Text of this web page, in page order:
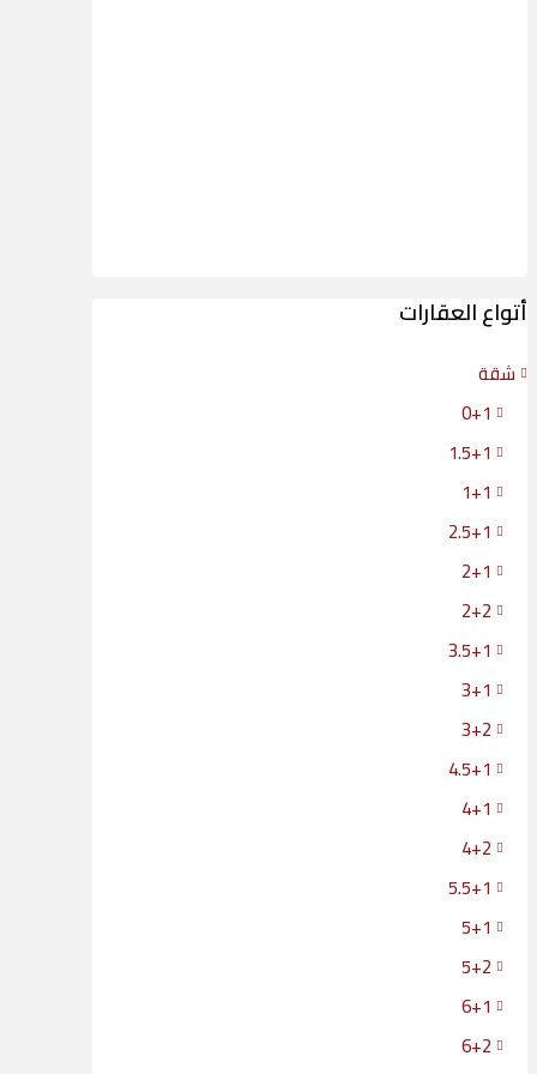
أتواع العقارات
شقة
0+1
1.5+1
1+1
2.5+1
2+1
2+2
3.5+1
3+1
3+2
4.5+1
4+1
4+2
5.5+1
5+1
5+2
6+1
6+2